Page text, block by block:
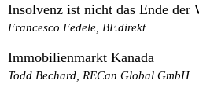
Insolvenz ist nicht das Ende der
Francesco Fedele, BF.direkt
Immobilienmarkt Kanada
Todd Bechard, RECan Global GmbH